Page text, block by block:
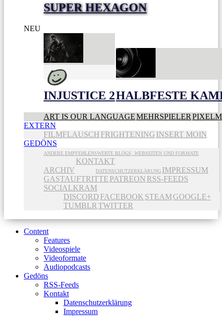
SUPER HEXAGON
NEU
INJUSTICE 2HALBFESTE
ART IS OUR LANGUAGEMEHRSPIELER
EXTERN
FILMFLAUSCH FRIGHTENING INSERT MOIN
GEDÖNS
ANDERE EMPFEHLENSWERTE BLOGS, WEBSEITEN UND FORMATE
ARCHIV
KONTAKT
DATENSCHUTZERKLÄRUNG IMPRESSUM
GASTAUFTRITTE PATREON RSS-FEEDS
SOCIALKRAM
DISCORD FACEBOOK STEAMGOOGLE+
TUMBLR TWITTER
Content
Features
Videospiele
Videoformate
Audiopodcasts
Gedöns
RSS-Feeds
Kontakt
Datenschutzerklärung
Impressum